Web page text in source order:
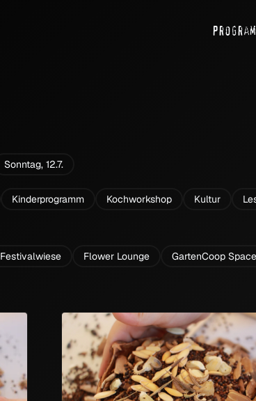
Sonntag, 12.7.
Kinderprogramm Kochworkshop Kultur
Festivalwiese Flower Lounge GartenCoop